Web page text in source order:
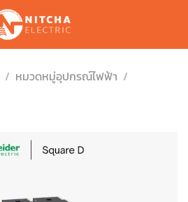
/ หมวดหมู่อุปกรณ์ไฟฟ้า /